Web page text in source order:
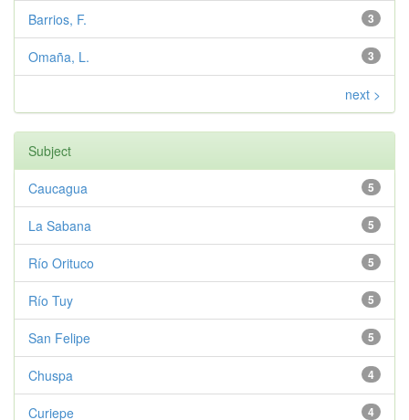
3
Barrios, F.
3
Omaña, L.
next >
Subject
5
Caucagua
5
La Sabana
5
Río Orituco
5
Río Tuy
5
San Felipe
4
Chuspa
4
Curiepe